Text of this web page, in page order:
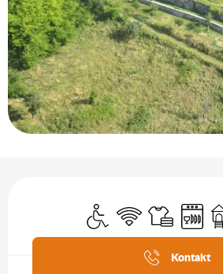
Zugang für Behinderte
Wi-Fi Bettwäsche
Aktuelle
Kontakt